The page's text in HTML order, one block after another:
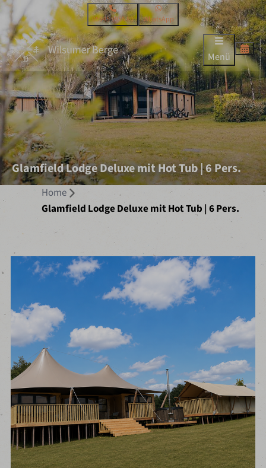
05945 9955 80 WhatsApp
Menü
Glamfield Lodge Deluxe mit Hot Tub | 6 Pers.
Home
Glamfield Lodge Deluxe mit Hot Tub | 6 Pers.